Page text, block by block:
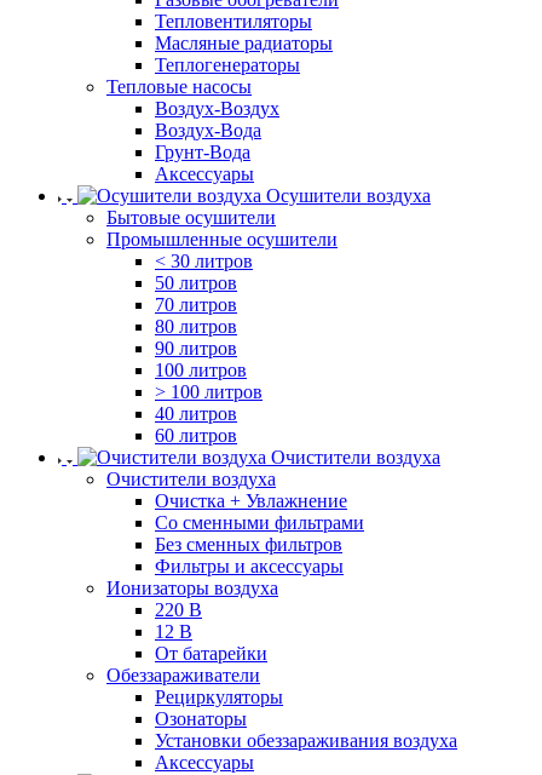
Тепловентиляторы
Масляные радиаторы
Теплогенераторы
Тепловые насосы
Воздух-Воздух
Воздух-Вода
Грунт-Вода
Аксессуары
Осушители воздуха
Бытовые осушители
Промышленные осушители
< 30 литров
50 литров
70 литров
80 литров
90 литров
100 литров
> 100 литров
40 литров
60 литров
Очистители воздуха
Очистители воздуха
Очистка + Увлажнение
Cо сменными фильтрами
Без сменных фильтров
Фильтры и аксессуары
Ионизаторы воздуха
220 В
12 В
От батарейки
Обеззараживатели
Рециркуляторы
Озонаторы
Установки обеззараживания воздуха
Аксессуары